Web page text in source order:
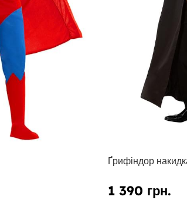
Ґрифіндор
1 390 грн.